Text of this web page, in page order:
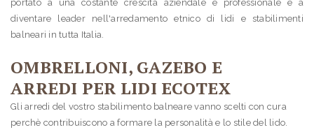
portato a una costante crescita aziendale e professionale e a
diventare leader nell'arredamento etnico di lidi e stabilimenti
balneari in tutta Italia.
OMBRELLONI, GAZEBO E
ARREDI PER LIDI ECOTEX
Gli arredi del vostro stabilimento balneare vanno scelti con cura
perchè contribuiscono a formare la personalità e lo stile del lido.